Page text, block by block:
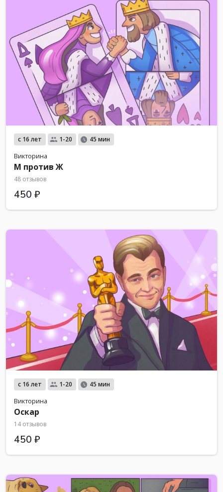
с 16 лет 1-20 45 мин
Викторина
М против Ж
48 отзывов
450 ₽
с 16 лет 1-20 45 мин
Викторина
Оскар
14 отзывов
450 ₽